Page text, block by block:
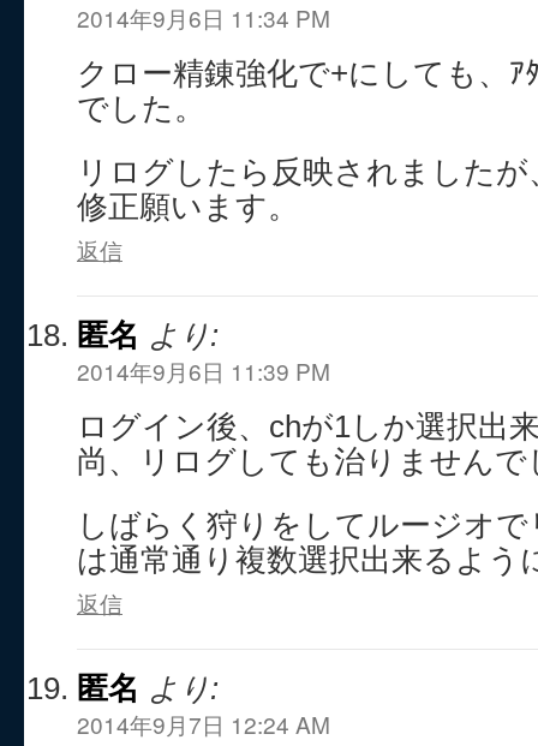
2014年9月6日 11:34 PM
クロー精錬強化で+にしても、
でした。
リログしたら反映されました
修正願います。
返信
匿名 より:
2014年9月6日 11:39 PM
ログイン後、chが1しか選択出
尚、リログしても治りませんで
しばらく狩りをしてルージオ
は通常通り複数選択出来るよう
返信
匿名 より:
2014年9月7日 12:24 AM